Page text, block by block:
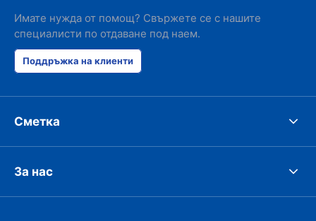
Имате нужда от помощ? Свържете се с нашите
специалисти по отдаване под наем.
Поддръжка на клиенти
Сметка
За нас